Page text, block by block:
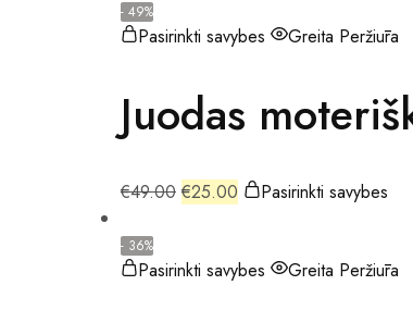
- 49%
Pasirinkti savybes Greita Peržiūra
Juodas
€49.00 €25.00 Pasirinkti savybes
- 36%
Pasirinkti savybes Greita Peržiūra